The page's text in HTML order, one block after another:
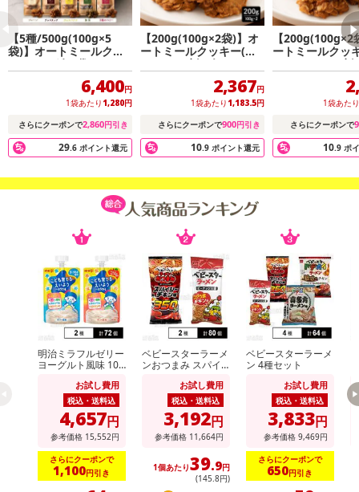
【5種/500g(100g×5
袋)】オートミールクッ
キー（5種各1袋セッ
ト）※割れ欠けあり6,400円
1袋あたり 1,280円
さらにクーポンで2,860円引き
29.6 ポイント還元
【200g(100g×2袋)】オ
ートミールクッキー(プ
レーン)※割れ欠けあり
2,367円
1袋あたり 1,183.5円
さらにクーポンで900円引き
10.9 ポイント還元
【200g(100g×2
ートミールクッ
ョコバナナ)※割
1袋あたり
さらにクーポンで
10.9 ポ
明治ミラフルゼリー
ヨーグルト風味 100
ト風味 100gお試し費用
税込・送料込
4,657円
参考価格 15,552円
さらにクーポンで
1,100円引き
ベビースターラーメ
ンおつまみ スパイ
ベビースターラーメ
ン コクうまチキン
味 64g
お試し費用
税込・送料込
3,192円
参考価格 11,664円
1個あたり39.9円
(145.8円)
ベビースターラーメ
ン 4種セット
お試し費用
税込・送料込
3,833円
参考価格 9,469円
さらにクーポンで
650円引き